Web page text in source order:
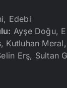
Edebi
Ayşe Doğu,
Kutluhan
Erş, Sultan